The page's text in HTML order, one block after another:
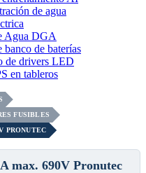
de agua
Agua DGA
de baterías
de drivers LED
en tableros
FUSIBLES
PRONUTEC
max. 690V Pronutec